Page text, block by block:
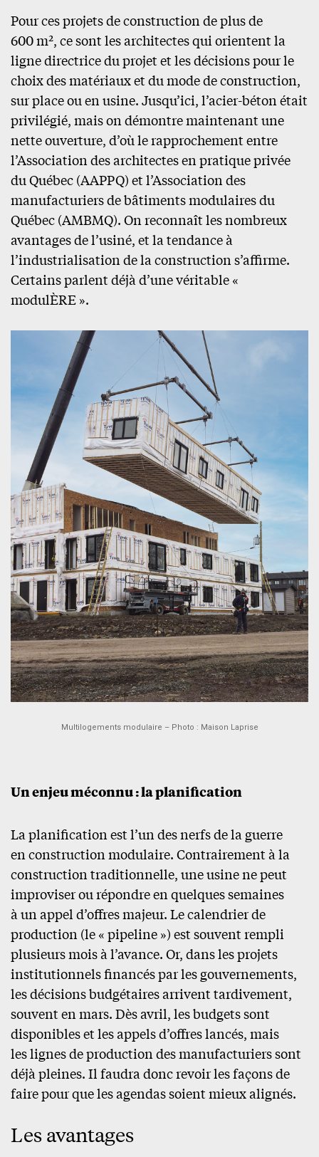
Pour ces projets de construction de plus de
600 m², ce sont les architectes qui orientent la
ligne directrice du projet et les décisions pour le
choix des matériaux et du mode de construction,
sur place ou en usine. Jusqu’ici, l’acier-béton était
privilégié, mais on démontre maintenant une
nette ouverture, d’où le rapprochement entre
l’Association des architectes en pratique privée
du Québec (AAPPQ) et l’Association des
manufacturiers de bâtiments modulaires du
Québec (AMBMQ). On reconnaît les nombreux
avantages de l’usiné, et la tendance à
l’industrialisation de la construction s’affirme.
Certains parlent déjà d’une véritable «
modulÈRE ».
Multilogements modulaire – Photo : Maison Laprise
Un enjeu méconnu : la planification
La planification est l’un des nerfs de la guerre
en construction modulaire. Contrairement à la
construction traditionnelle, une usine ne peut
improviser ou répondre en quelques semaines
à un appel d’offres majeur. Le calendrier de
production (le « pipeline ») est souvent rempli
plusieurs mois à l’avance. Or, dans les projets
institutionnels financés par les gouvernements,
les décisions budgétaires arrivent tardivement,
souvent en mars. Dès avril, les budgets sont
disponibles et les appels d’offres lancés, mais
les lignes de production des manufacturiers sont
déjà pleines. Il faudra donc revoir les façons de
faire pour que les agendas soient mieux alignés.
Les avantages